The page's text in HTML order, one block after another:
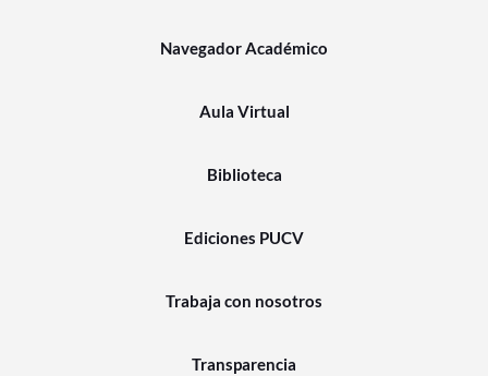
Navegador Académico
Aula Virtual
Biblioteca
Ediciones PUCV
Trabaja con nosotros
Transparencia